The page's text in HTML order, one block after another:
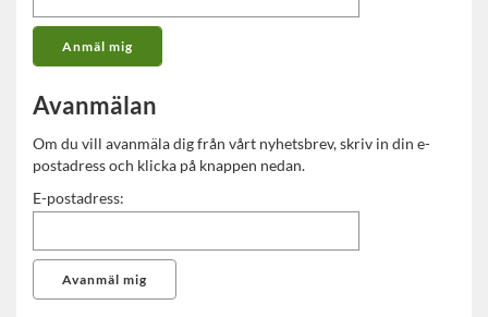
Avanmälan
Om du vill avanmäla dig från vårt nyhetsbrev, skriv in din e-
postadress och klicka på knappen nedan.
E-postadress: